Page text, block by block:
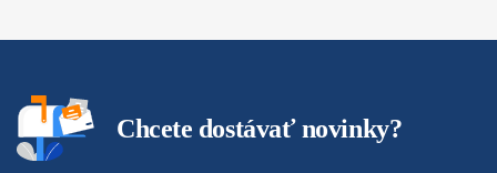
Chcete dostávať novinky?